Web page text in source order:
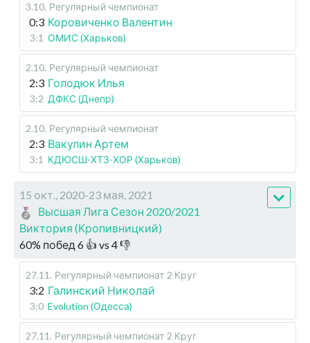
3.10. Регулярный чемпионат
0:3 Коровиченко Валентин
3:1 ОМИС (Харьков)
2.10. Регулярный чемпионат
2:3 Голодюк Илья
3:2 ДФКС (Днепр)
2.10. Регулярный чемпионат
2:3 Вакулин Артем
3:1 КДЮСШ-ХТЗ-ХОР (Харьков)
15 окт., 2020-23 мая, 2021
Высшая Лига Сезон 2020/2021
Виктория (Кропивницкий)
60% побед 6 👍 vs 4👎
27.11 . Регулярный чемпионат 2 Круг
3:2 Галинский Николай
3:0 Evolution (Одесса)
27.11 . Регулярный чемпионат 2 Круг